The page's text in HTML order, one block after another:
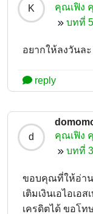
K
คุณเฟิง
บทที่
อยากให้ลงวันล
reply
d
คุณเฟิง
บทที่
ขอบคุณที่ให้อ่าน
เติมเงินเอไอเอ
เครดิตได้ ขอโท